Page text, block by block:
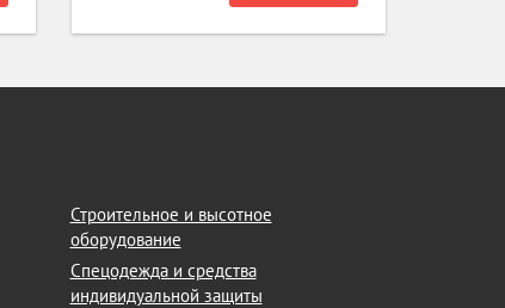
Строительное и высотное
оборудование
Спецодежда и средства
индивидуальной защиты